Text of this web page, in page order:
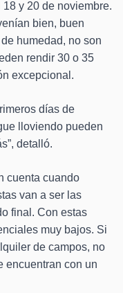
y 20 de noviembre.
bien, buen
humedad, no son
rendir 30 o 35
excepcional.
días de
lloviendo pueden
detalló.
cuenta cuando
van a ser las
final. Con estas
muy bajos. Si
de campos, no
encuentran con un